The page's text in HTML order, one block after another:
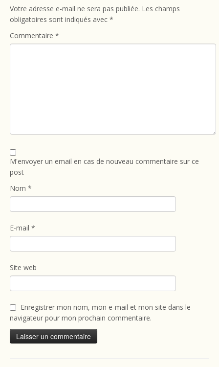
Votre adresse e-mail ne sera pas publiée. Les champs
obligatoires sont indiqués avec *
Commentaire *
M'envoyer un email en cas de nouveau commentaire sur ce
post
Nom *
E-mail *
Site web
Enregistrer mon nom, mon e-mail et mon site dans le
navigateur pour mon prochain commentaire.